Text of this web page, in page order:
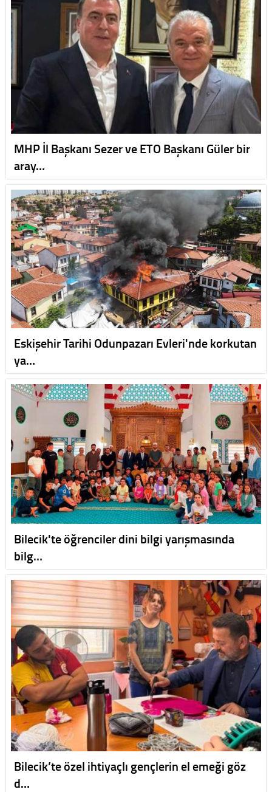
MHP İl Başkanı Sezer ve ETO Başkanı Güler bir
aray…
Eskişehir Tarihi Odunpazarı Evleri'nde korkutan
ya…
Bilecik'te öğrenciler dini bilgi yarışmasında
bilg…
Bilecik’te özel ihtiyaçlı gençlerin el emeği göz
d…